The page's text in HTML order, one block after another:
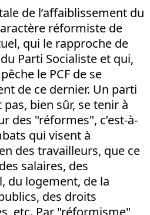
de l’affaiblissement du
réformiste de
qui le rapproche de
Parti Socialiste et qui,
le PCF de se
de ce dernier. Un parti
bien sûr, se tenir à
des "réformes", c’est-à-
qui visent à
des travailleurs, que ce
salaires, des
du logement, de la
des droits
etc. Par "réformisme",